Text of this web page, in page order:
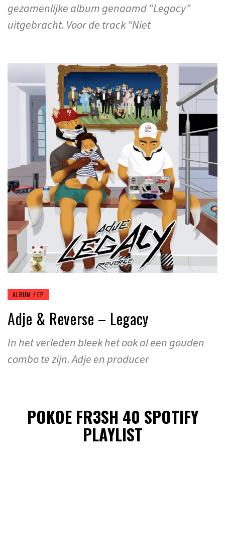
gezamenlijke album genaamd “Legacy”
uitgebracht. Voor de track “Niet
ALBUM / EP
Adje & Reverse – Legacy
In het verleden bleek het ook al een gouden
combo te zijn. Adje en producer
POKOE FR3SH 40 SPOTIFY
PLAYLIST